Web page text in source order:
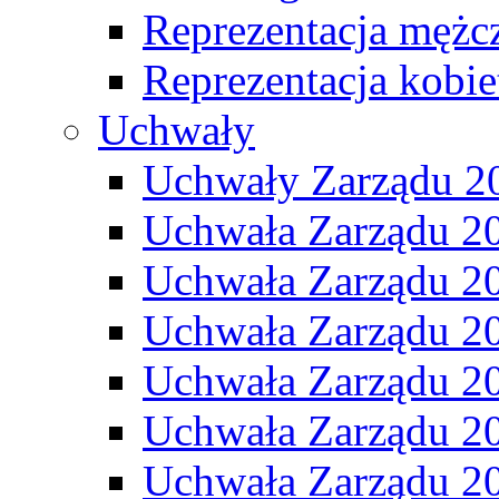
Reprezentacja
Reprezentacja
Uchwały
Uchwały Zarządu
Uchwała Zarządu
Uchwała Zarządu
Uchwała Zarządu
Uchwała Zarządu
Uchwała Zarządu
Uchwała Zarządu